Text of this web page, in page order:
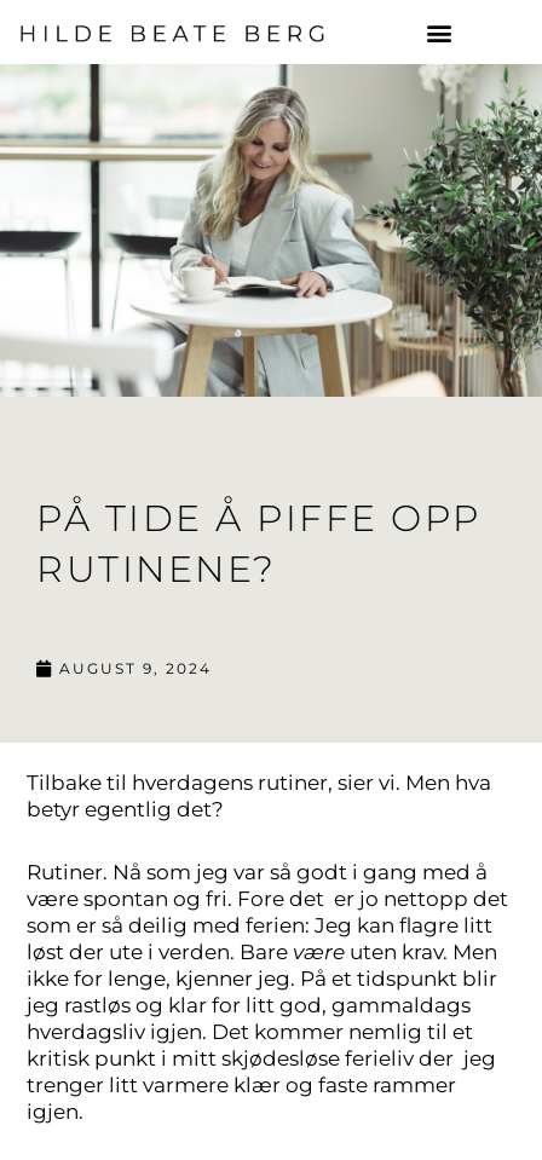
rett
til
innholdet
PÅ TIDE Å PIFFE OPP
RUTINENE?
AUGUST 9, 2024
Tilbake til hverdagens rutiner, sier vi. Men hva
betyr egentlig det?
Rutiner. Nå som jeg var så godt i gang med å
være spontan og fri. Fore det er jo nettopp det
som er så deilig med ferien: Jeg kan flagre litt
løst der ute i verden. Bare være uten krav. Men
ikke for lenge, kjenner jeg. På et tidspunkt blir
jeg rastløs og klar for litt god, gammaldags
hverdagsliv igjen. Det kommer nemlig til et
kritisk punkt i mitt skjødesløse ferieliv der jeg
trenger litt varmere klær og faste rammer
igjen.